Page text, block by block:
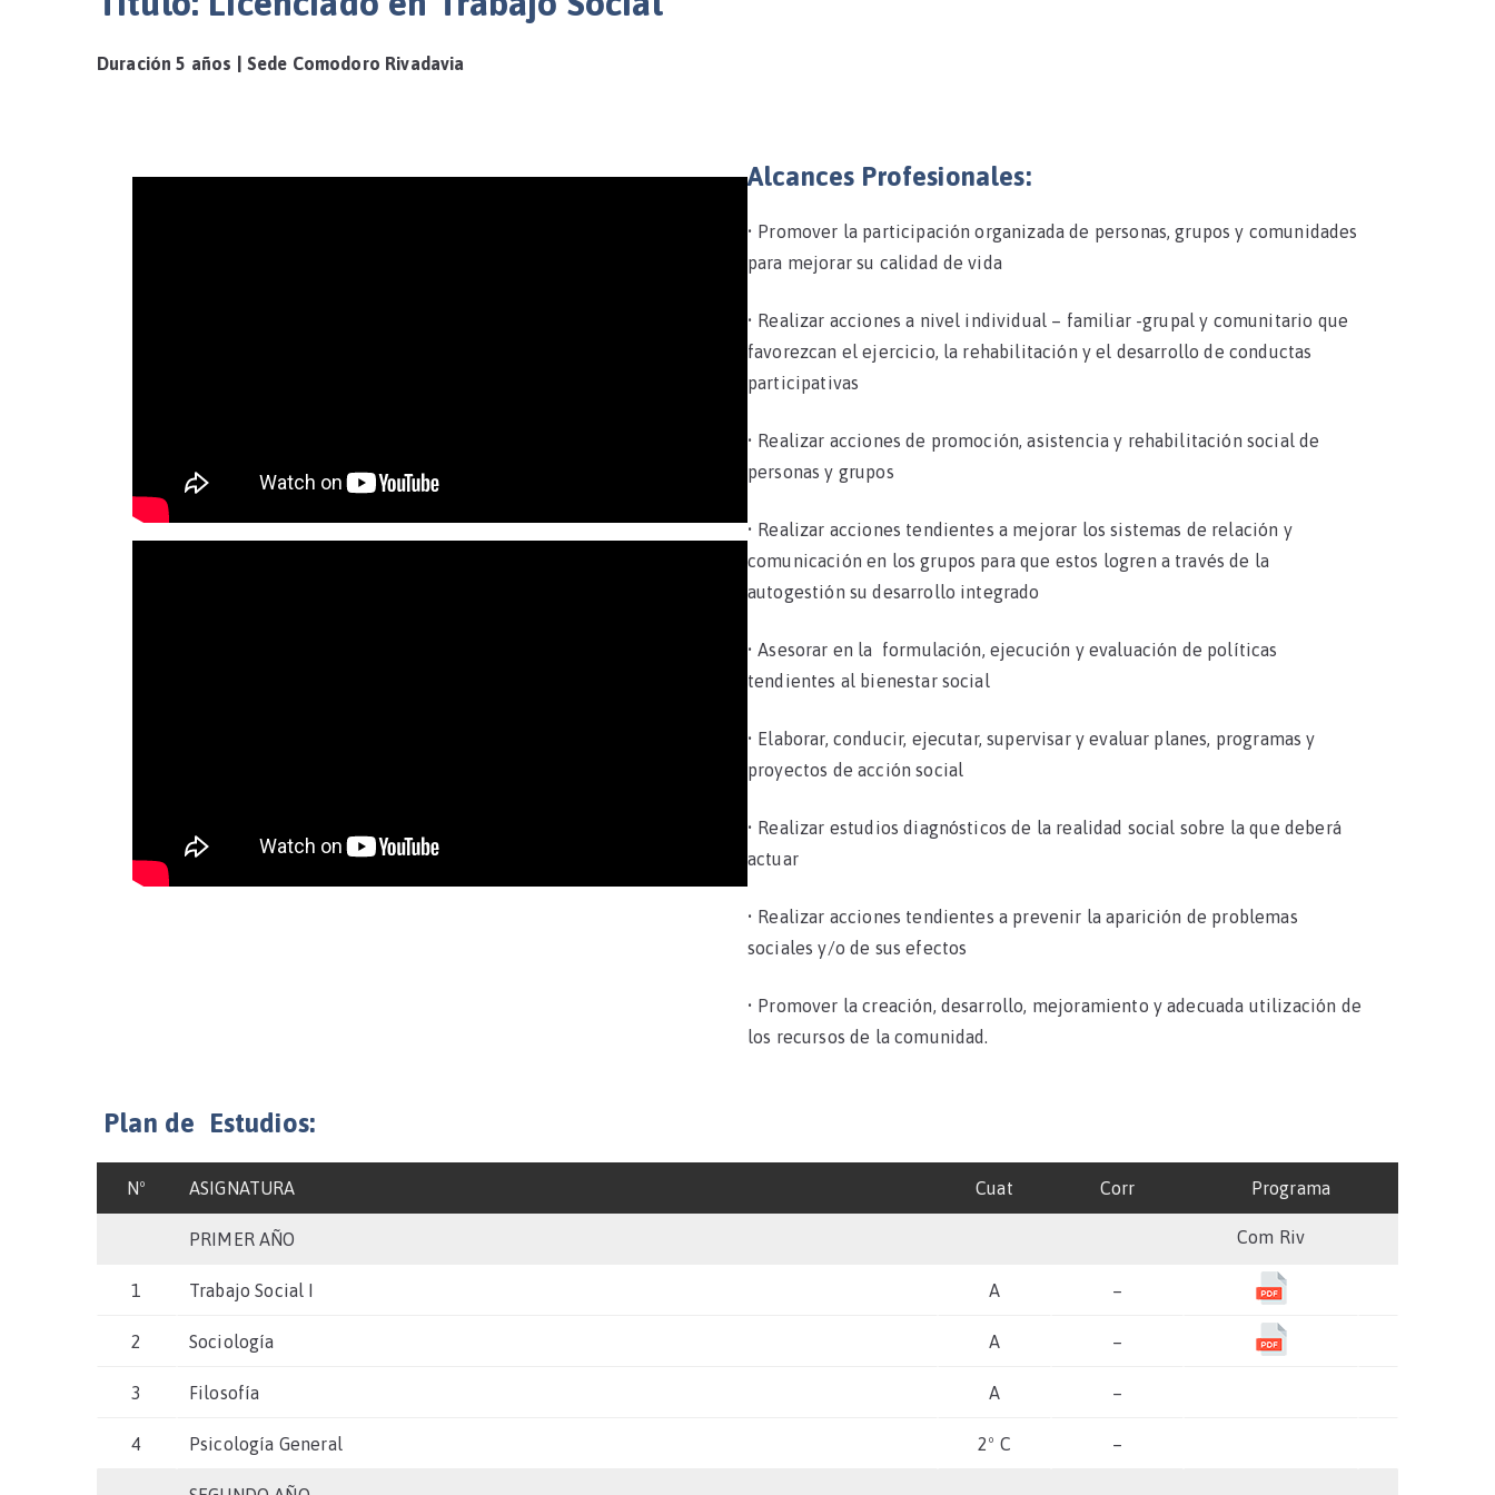
Duración 5 años | Sede Comodoro Rivadavia
Alcances Profesionales:
• Promover la participación organizada de personas, grupos y comunidades
para mejorar su calidad de vida
• Realizar acciones a nivel individual – familiar -grupal y comunitario que
favorezcan el ejercicio, la rehabilitación y el desarrollo de conductas
participativas
• Realizar acciones de promoción, asistencia y rehabilitación social de
personas y grupos
• Realizar acciones tendientes a mejorar los sistemas de relación y
comunicación en los grupos para que estos logren a través de la
autogestión su desarrollo integrado
• Asesorar en la formulación, ejecución y evaluación de políticas
tendientes al bienestar social
• Elaborar, conducir, ejecutar, supervisar y evaluar planes, programas y
proyectos de acción social
• Realizar estudios diagnósticos de la realidad social sobre la que deberá
actuar
• Realizar acciones tendientes a prevenir la aparición de problemas
sociales y/o de sus efectos
• Promover la creación, desarrollo, mejoramiento y adecuada utilización de
los recursos de la comunidad.
Plan de Estudios:
Nº ASIGNATURA Cuat Corr Programa
PRIMER AÑO Com Riv
1 Trabajo Social I A –
2 Sociología A –
3 Filosofía A –
4 Psicología General 2º C –